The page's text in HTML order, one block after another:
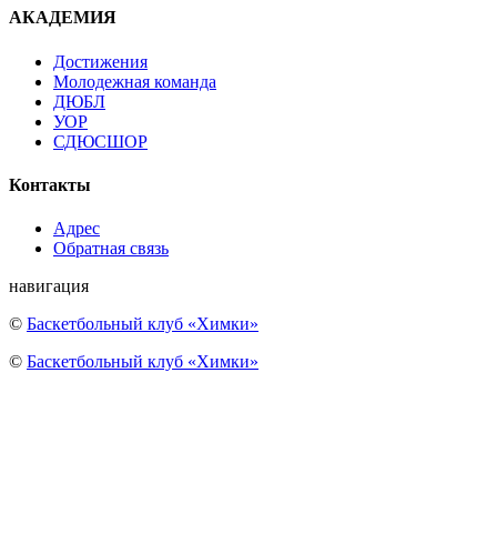
АКАДЕМИЯ
Достижения
Молодежная команда
ДЮБЛ
УОР
СДЮСШОР
Контакты
Адрес
Обратная связь
навигация
© Баскетбольный клуб «Химки»
© Баскетбольный клуб «Химки»